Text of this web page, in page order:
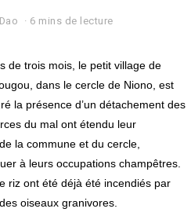
6 mins de lecture
de trois mois, le petit village de
dans le cercle de Niono, est
la présence d’un détachement des
du mal ont étendu leur
la commune et du cercle,
à leurs occupations champêtres.
riz ont été déjà été incendiés par
oiseaux granivores.